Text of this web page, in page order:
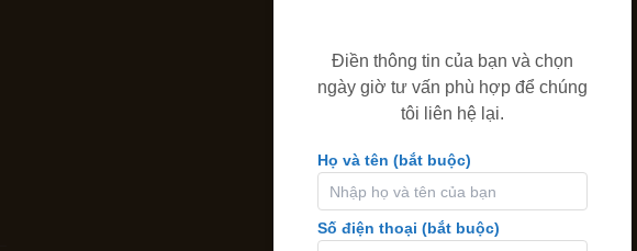
Điền thông tin của bạn và chọn
ngày giờ tư vấn phù hợp để chúng
tôi liên hệ lại.
Họ và tên (bắt buộc)
Số điện thoại (bắt buộc)